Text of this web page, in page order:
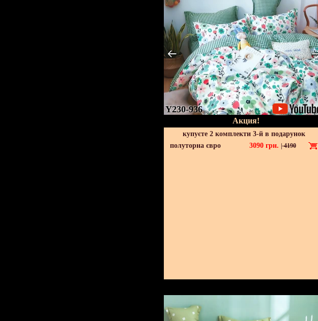
Y230-936
Акция!
купуєте 2 комплекти 3-й в подарунок
полуторна євро
3090 грн. |4190